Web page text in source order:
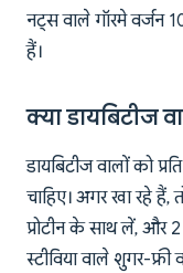
नट्स वाले गॉरमे वर्जन
हैं।
क्या डायबिटीज
डायबिटीज वालों को
चाहिए। अगर खा रहे हैं,
प्रोटीन के साथ लें, और
स्टीविया वाले शुगर-फ्री